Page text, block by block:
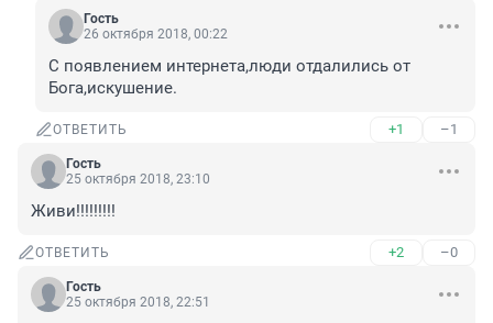
Гость
26 октября 2018, 00:22
С появлением интернета,люди отдалились от
Бога,искушение.
ОТВЕТИТЬ +1 –1
Гость
25 октября 2018, 23:10
Живи!!!!!!!!!
ОТВЕТИТЬ +2 –0
Гость
25 октября 2018, 22:51